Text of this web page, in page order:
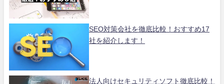
SEO対策会社を徹底比較！おすすめ17
社を紹介します！
法人向けセキュリティソフト徹底比較！